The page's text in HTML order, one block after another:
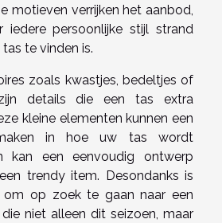
motieven verrijken het aanbod,
iedere persoonlijke stijl strand
te vinden is.
zoals kwastjes, bedeltjes of
details die een tas extra
kleine elementen kunnen een
in hoe uw tas wordt
kan een eenvoudig ontwerp
trendy item. Desondanks is
op zoek te gaan naar een
niet alleen dit seizoen, maar